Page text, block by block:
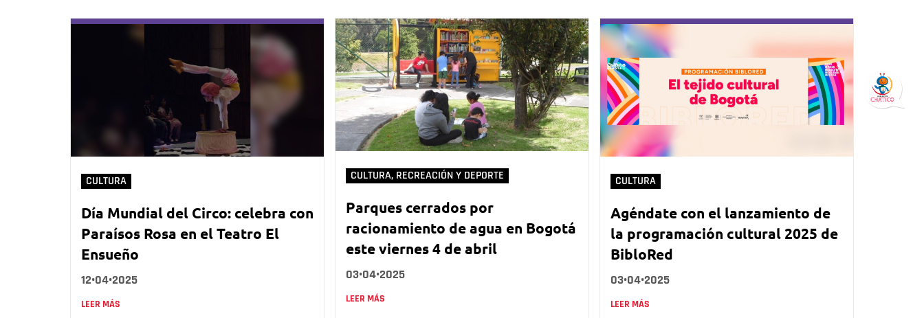
CULTURA
Día Mundial del Circo: celebra con
Paraísos Rosa en el Teatro El
Ensueño
12•04•2025
LEER MÁS
CULTURA, RECREACIÓN Y DEPORTE
Parques cerrados por
racionamiento de agua en Bogotá
este viernes 4 de abril
03•04•2025
LEER MÁS
CULTURA
Agéndate con el lanzamiento de
la programación cultural 2025 de
BibloRed
03•04•2025
LEER MÁS